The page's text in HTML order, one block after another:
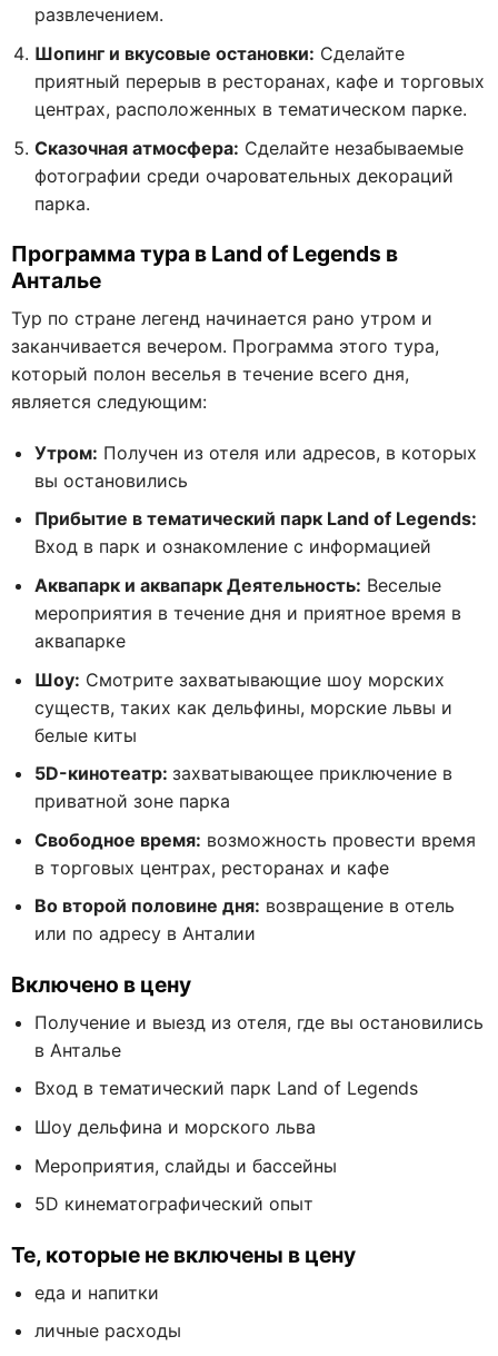
развлечением.
Шопинг и вкусовые остановки: Сделайте
приятный перерыв в ресторанах, кафе и торговых
центрах, расположенных в тематическом парке.
Сказочная атмосфера: Сделайте незабываемые
фотографии среди очаровательных декораций
парка.
Программа тура в Land of Legends в
Анталье
Тур по стране легенд начинается рано утром и
заканчивается вечером. Программа этого тура,
который полон веселья в течение всего дня,
является следующим:
Утром: Получен из отеля или адресов, в которых
вы остановились
Прибытие в тематический парк Land of Legends:
Вход в парк и ознакомление с информацией
Аквапарк и аквапарк Деятельность: Веселые
мероприятия в течение дня и приятное время в
аквапарке
Шоу: Смотрите захватывающие шоу морских
существ, таких как дельфины, морские львы и
белые киты
5D-кинотеатр: захватывающее приключение в
приватной зоне парка
Свободное время: возможность провести время
в торговых центрах, ресторанах и кафе
Во второй половине дня: возвращение в отель
или по адресу в Анталии
Включено в цену
Получение и выезд из отеля, где вы остановились
в Анталье
Вход в тематический парк Land of Legends
Шоу дельфина и морского льва
Мероприятия, слайды и бассейны
5D кинематографический опыт
Те, которые не включены в цену
еда и напитки
личные расходы